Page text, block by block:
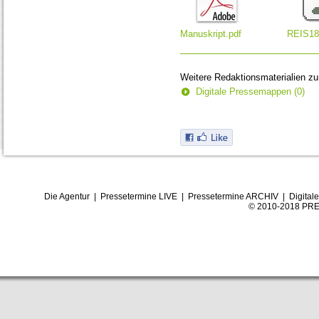
Manuskript.pdf
Weitere Redaktionsmaterialien
Digitale Pressemappen (0)
Die Agentur| Pressetermine LIVE| Pressetermine ARCHIV|
© 2010-2018